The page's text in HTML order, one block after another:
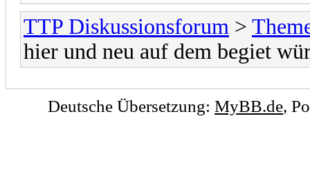
TTP Diskussionsforum >
hier und neu auf dem begiet
Deutsche Übersetzung: MyBB.de,